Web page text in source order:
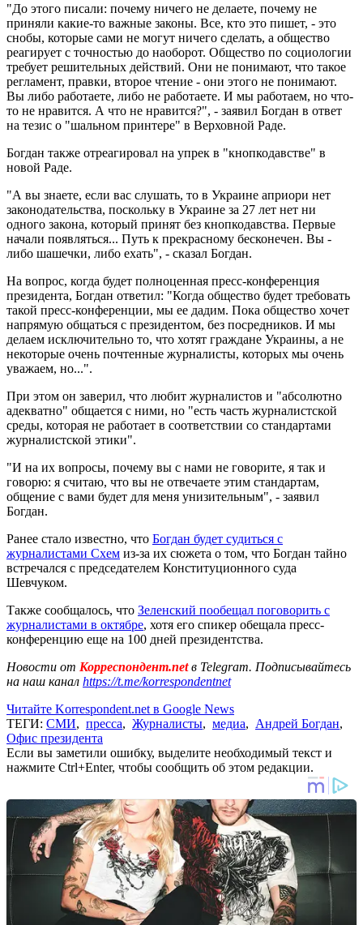
"До этого писали: почему ничего не делаете, почему не
приняли какие-то важные законы. Все, кто это пишет, - это
снобы, которые сами не могут ничего сделать, а общество
реагирует с точностью до наоборот. Общество по социологии
требует решительных действий. Они не понимают, что такое
регламент, правки, второе чтение - они этого не понимают.
Вы либо работаете, либо не работаете. И мы работаем, но что-
то не нравится. А что не нравится?", - заявил Богдан в ответ
на тезис о "шальном принтере" в Верховной Раде.
Богдан также отреагировал на упрек в "кнопкодавстве" в
новой Раде.
"А вы знаете, если вас слушать, то в Украине априори нет
законодательства, поскольку в Украине за 27 лет нет ни
одного закона, который принят без кнопкодавства. Первые
начали появляться... Путь к прекрасному бесконечен. Вы -
либо шашечки, либо ехать", - сказал Богдан.
На вопрос, когда будет полноценная пресс-конференция
президента, Богдан ответил: "Когда общество будет требовать
такой пресс-конференции, мы ее дадим. Пока общество хочет
напрямую общаться с президентом, без посредников. И мы
делаем исключительно то, что хотят граждане Украины, а не
некоторые очень почтенные журналисты, которых мы очень
уважаем, но...".
При этом он заверил, что любит журналистов и "абсолютно
адекватно" общается с ними, но "есть часть журналистской
среды, которая не работает в соответствии со стандартами
журналистской этики".
"И на их вопросы, почему вы с нами не говорите, я так и
говорю: я считаю, что вы не отвечаете этим стандартам,
общение с вами будет для меня унизительным", - заявил
Богдан.
Ранее стало известно, что Богдан будет судиться с
журналистами Схем из-за их сюжета о том, что Богдан тайно
встречался с председателем Конституционного суда
Шевчуком.
Также сообщалось, что Зеленский пообещал поговорить с
журналистами в октябре, хотя его спикер обещала пресс-
конференцию еще на 100 дней президентства.
Новости от Корреспондент.netв Telegram. Подписывайтесь
на наш канал https://t.me/korrespondentnet
Читайте Korrespondent.net в Google News
ТЕГИ: СМИ, пресса, Журналисты, медиа, Андрей Богдан,
Офис президента
Если вы заметили ошибку, выделите необходимый текст и
нажмите Ctrl+Enter, чтобы сообщить об этом редакции.